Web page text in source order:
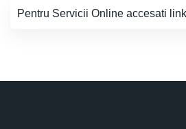
Pentru Servicii Online accesati